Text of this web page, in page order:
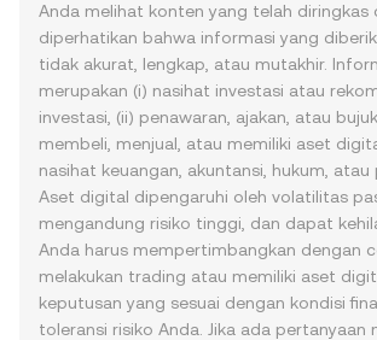
Anda melihat konten yang telah diringkas
diperhatikan bahwa informasi yang
tidak akurat, lengkap, atau mutakhir.
merupakan (i) nasihat investasi atau
investasi, (ii) penawaran, ajakan, atau
membeli, menjual, atau memiliki aset
nasihat keuangan, akuntansi, hukum, atau
Aset digital dipengaruhi oleh volatilitas
mengandung risiko tinggi, dan dapat
Anda harus mempertimbangkan dengan
melakukan trading atau memiliki aset
keputusan yang sesuai dengan kondisi
toleransi risiko Anda. Jika ada pertanyaan